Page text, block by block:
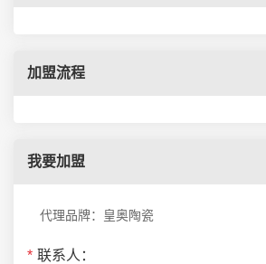
加盟流程
我要加盟
代理品牌：皇奥陶瓷
* 联系人：